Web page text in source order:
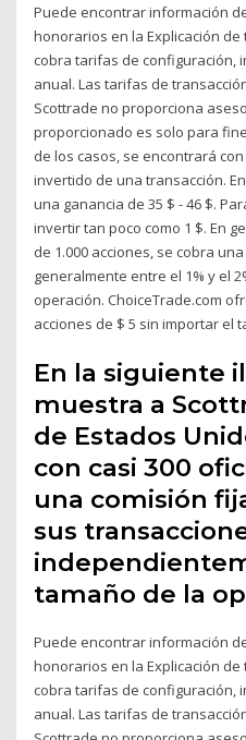
Puede encontrar información
honorarios en la Explicación de
cobra tarifas de configuración,
anual. Las tarifas de
Scottrade no proporciona
proporcionado es solo para
de los casos, se encontrará
invertido de una transacción.
una ganancia de 35 $ - 46 $.
invertir tan poco como 1 $. En
de 1.000 acciones, se cobra
generalmente entre el 1% y el
operación. ChoiceTrade.com
acciones de $ 5 sin importar el
En la siguiente
muestra a
de Estados
con casi 300
una comisión
sus
tamaño de la
Puede encontrar información
honorarios en la Explicación de
cobra tarifas de configuración,
anual. Las tarifas de